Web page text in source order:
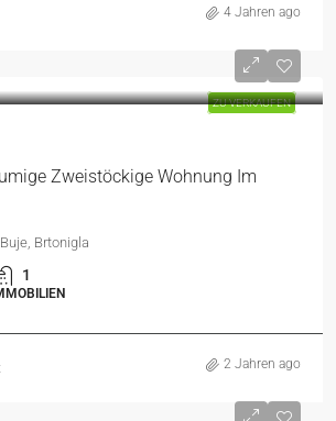
4 Jahren ago
ZU VERKAUFEN
Zweistöckige Wohnung Im
Brtonigla
1
2 Jahren ago